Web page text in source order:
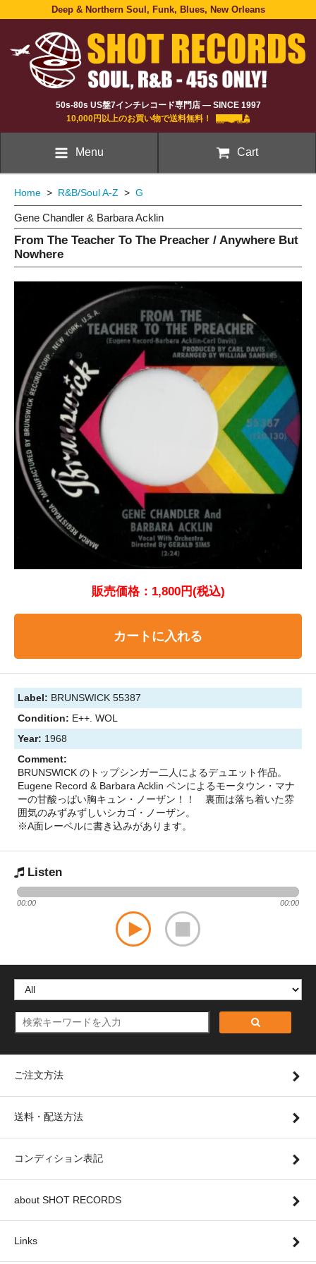
Deep & Northern Soul, Funk, Blues, New Orleans
50s-80s US盤7インチレコード専門店 — SINCE 1997
10,000円以上のお買い物で送料無料！
Menu Cart
Home > R&B/Soul A-Z > G
Gene Chandler & Barbara Acklin
From The Teacher To The Preacher / Anywhere But
Nowhere
販売価格：1,800円(税込)
カートに入れる
Label: BRUNSWICK 55387
Condition: E++. WOL
Year: 1968
Comment:
BRUNSWICK のトップシンガー二人によるデュエット作品。
Eugene Record & Barbara Acklin ペンによるモータウン・マナ
ーの甘酸っぱい胸キュン・ノーザン！！ 裏面は落ち着いた雰
囲気のみずみずしいシカゴ・ノーザン。
※A面レーベルに書き込みがあります。
Listen
00:00 00:00
ご注文方法
送料・配送方法
コンディション表記
about SHOT RECORDS
Links